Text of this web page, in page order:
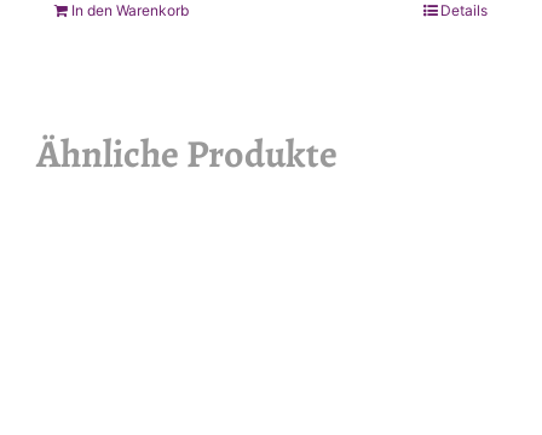
In den Warenkorb Details
Ähnliche Produkte